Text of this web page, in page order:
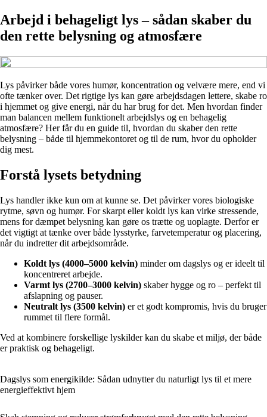
Arbejd i behageligt lys – sådan skaber du
den rette belysning og atmosfære
Lys påvirker både vores humør, koncentration og velvære mere, end vi
ofte tænker over. Det rigtige lys kan gøre arbejdsdagen lettere, skabe ro
i hjemmet og give energi, når du har brug for det. Men hvordan finder
man balancen mellem funktionelt arbejdslys og en behagelig
atmosfære? Her får du en guide til, hvordan du skaber den rette
belysning – både til hjemmekontoret og til de rum, hvor du opholder
dig mest.
Forstå lysets betydning
Lys handler ikke kun om at kunne se. Det påvirker vores biologiske
rytme, søvn og humør. For skarpt eller koldt lys kan virke stressende,
mens for dæmpet belysning kan gøre os trætte og uoplagte. Derfor er
det vigtigt at tænke over både lysstyrke, farvetemperatur og placering,
når du indretter dit arbejdsområde.
Koldt lys (4000–5000 kelvin) minder om dagslys og er ideelt til
koncentreret arbejde.
Varmt lys (2700–3000 kelvin) skaber hygge og ro – perfekt til
afslapning og pauser.
Neutralt lys (3500 kelvin) er et godt kompromis, hvis du bruger
rummet til flere formål.
Ved at kombinere forskellige lyskilder kan du skabe et miljø, der både
er praktisk og behageligt.
Dagslys som energikilde: Sådan udnytter du naturligt lys til et mere
energieffektivt hjem